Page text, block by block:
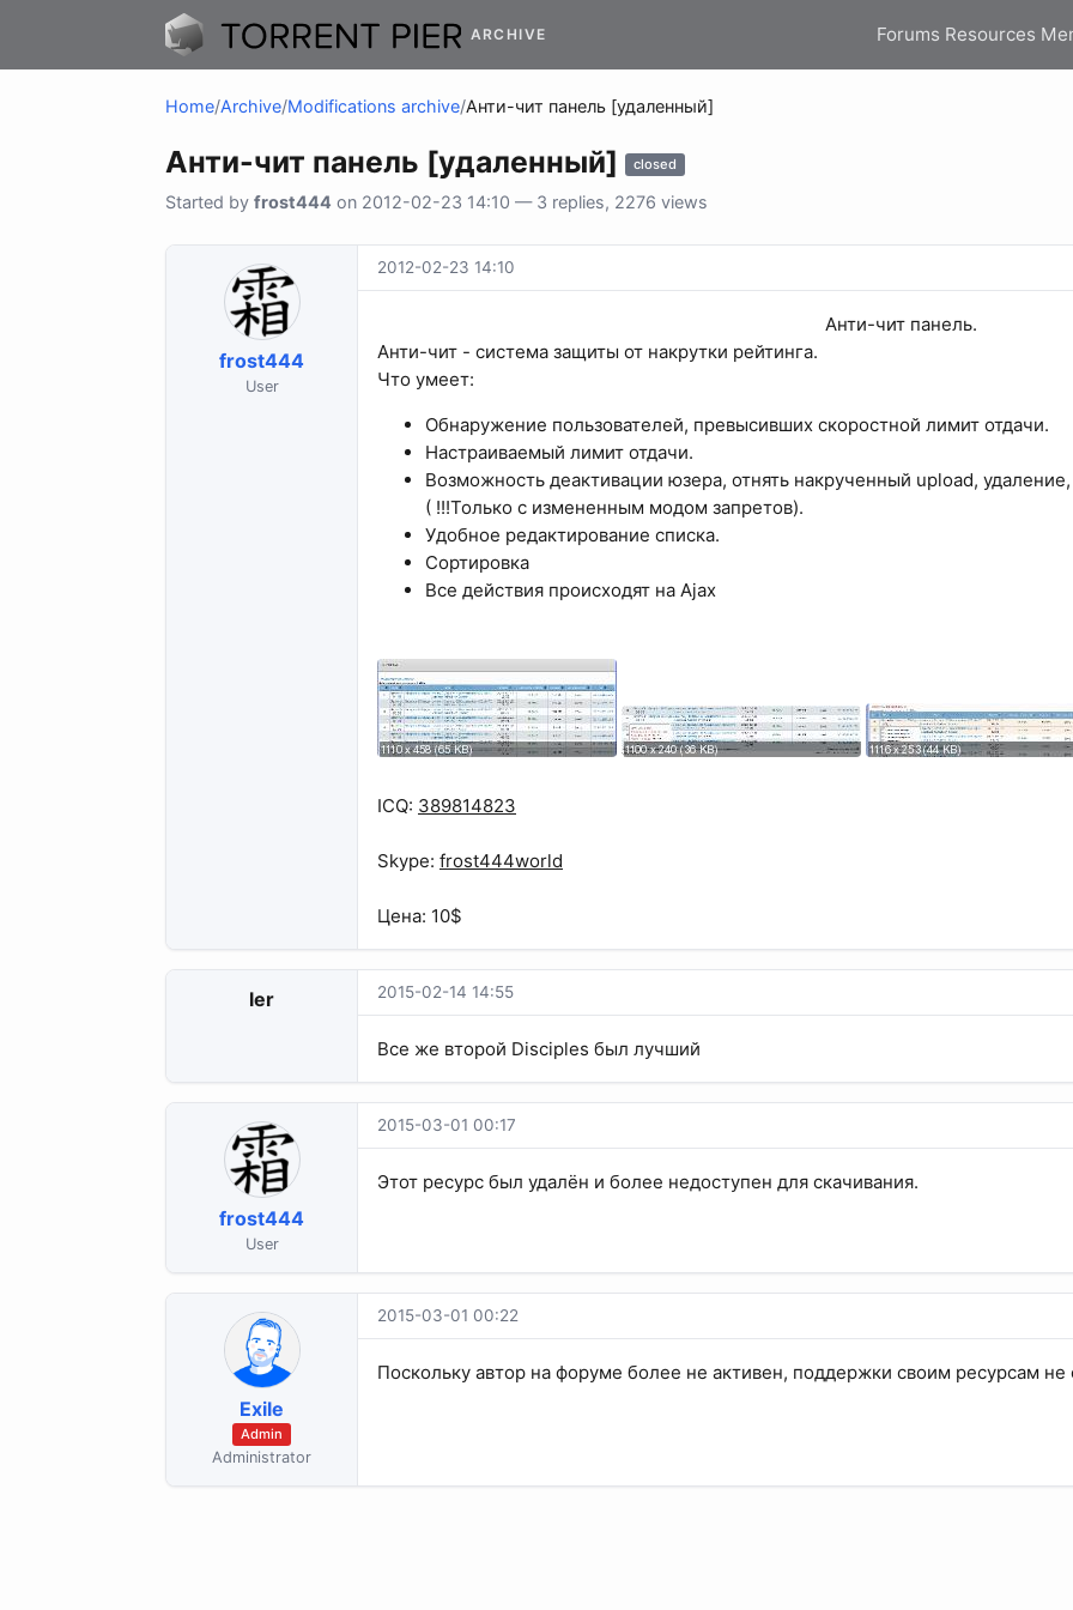
ARCHIVE Forums Resources
Home/Archive/Modifications archive/Анти-чит панель [удаленный]
Анти-чит панель [удаленный] closed
Started by frost444 on 2012-02-23 14:10 — 3 replies, 2276 views
frost444
User
2012-02-23 14:10
Анти-чит панель.​
Анти-чит - система защиты от накрутки рейтинга.
Что умеет:
Обнаружение пользователей, превысивших скоростной лимит отдачи.
Настраиваемый лимит отдачи.
Возможность деактивации юзера, отнять накрученный upload,
( !!!Только с измененным модом запретов).
Удобное редактирование списка.
Сортировка
Все действия происходят на Ajax
ICQ: 389814823
Skype: frost444world
Цена: 10$
ler 2015-02-14 14:55
Все же второй Disciples был лучший
frost444
User
2015-03-01 00:17
Этот ресурс был удалён и более недоступен для скачивания.
Exile
Admin
Administrator
2015-03-01 00:22
Поскольку автор на форуме более не активен, поддержки своим ресурсам не